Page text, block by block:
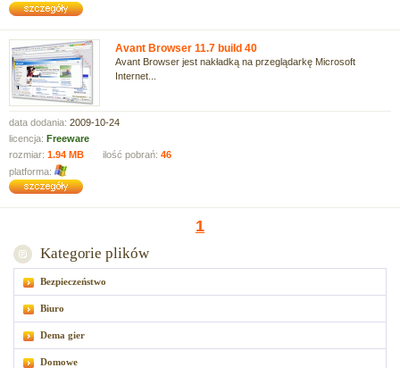
Avant Browser 11.7 build 40
Avant Browser jest nakładką na przeglądarkę Microsoft
Internet...
data dodania: 2009-10-24
licencja: Freeware
rozmiar: 1.94 MB ilość pobrań: 46
platforma:
1
Kategorie plików
Bezpieczeństwo
Biuro
Dema gier
Domowe